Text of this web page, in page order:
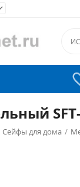
Сейфы для дома /